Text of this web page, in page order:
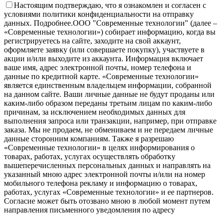
Настоящим подтверждаю, что я ознакомлен и согласен с
условиями политики конфиденциальности на отправку
данных. Подробнее.OOO "Современные технологии" (далее –
«Современные технологии») собирает информацию, когда вы
регистрируетесь на сайте, заходите на свой аккаунт,
оформляете заявку (или совершаете покупку), участвуете в
акции и/или выходите из аккаунта. Информация включает
ваше имя, адрес электронной почты, номер телефона и
данные по кредитной карте. «Современные технологии»
является единственным владельцем информации, собранной
на данном сайте. Ваши личные данные не будут проданы или
каким-либо образом переданы третьим лицам по каким-либо
причинам, за исключением необходимых данных для
выполнения запроса или транзакции, например, при отправке
заказа. Мы не продаем, не обмениваем и не передаем личные
данные сторонним компаниям. Также я разрешаю
«Современные технологии» в целях информирования о
товарах, работах, услугах осуществлять обработку
вышеперечисленных персональных данных и направлять на
указанный мною адрес электронной почты и/или на номер
мобильного телефона рекламу и информацию о товарах,
работах, услугах «Современные технологии» и ее партнеров.
Согласие может быть отозвано мною в любой момент путем
направления письменного уведомления по адресу